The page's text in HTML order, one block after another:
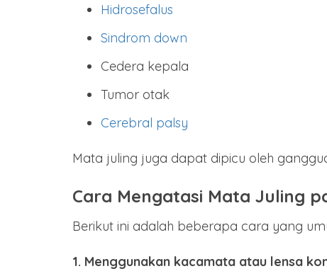
Hidrosefalus
Sindrom down
Cedera kepala
Tumor otak
Cerebral palsy
Mata juling juga dapat dipicu oleh
Cara Mengatasi Mata Juling
Berikut ini adalah beberapa cara yang
1. Menggunakan kacamata atau lensa